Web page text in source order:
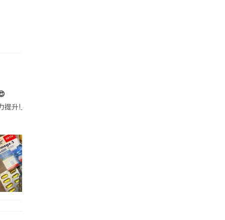
帶的行動電源機身已標示「10000mAh」，卻仍被要求當場丟
提升!｣ 長時間對住電腦､剪片寫稿,成日覺得眼睛乾澀､腦袋好似｢斷